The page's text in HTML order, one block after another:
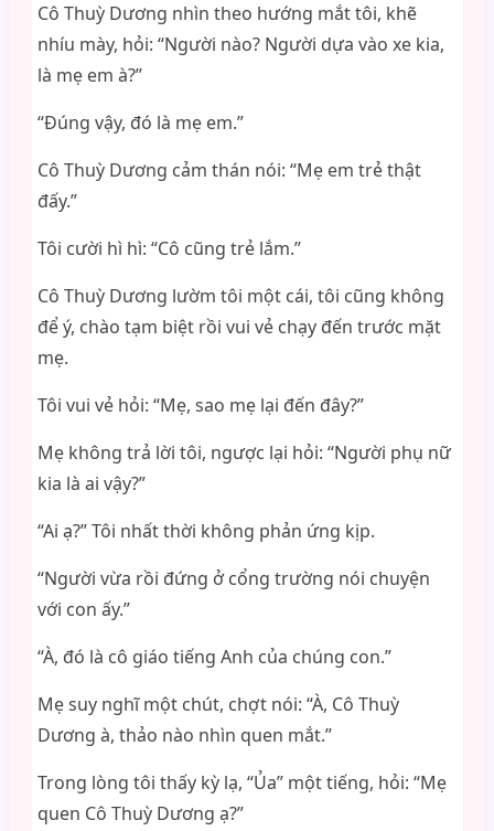
Cô Thuỳ Dương nhìn theo hướng mắt tôi, khẽ
nhíu mày, hỏi: “Người nào? Người dựa vào xe kia,
là mẹ em à?”
“Đúng vậy, đó là mẹ em.”
Cô Thuỳ Dương cảm thán nói: “Mẹ em trẻ thật
đấy.”
Tôi cười hì hì: “Cô cũng trẻ lắm.”
Cô Thuỳ Dương lườm tôi một cái, tôi cũng không
để ý, chào tạm biệt rồi vui vẻ chạy đến trước mặt
mẹ.
Tôi vui vẻ hỏi: “Mẹ, sao mẹ lại đến đây?”
Mẹ không trả lời tôi, ngược lại hỏi: “Người phụ nữ
kia là ai vậy?”
“Ai ạ?” Tôi nhất thời không phản ứng kịp.
“Người vừa rồi đứng ở cổng trường nói chuyện
với con ấy.”
“À, đó là cô giáo tiếng Anh của chúng con.”
Mẹ suy nghĩ một chút, chợt nói: “À, Cô Thuỳ
Dương à, thảo nào nhìn quen mắt.”
Trong lòng tôi thấy kỳ lạ, “Ủa” một tiếng, hỏi: “Mẹ
quen Cô Thuỳ Dương ạ?”